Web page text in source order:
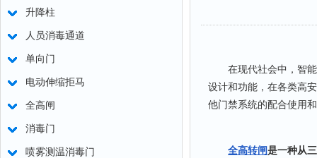
升降柱
人员消毒通道
单向门
电动伸缩拒马
全高闸
消毒门
喷雾测温消毒门
在现代社会中，智能
设计和功能，在各类高
他门禁系统的配合使用
全高转闸是一种从